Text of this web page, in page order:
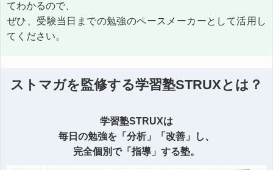
てわかるので、
ぜひ、受験当日までの勉強のペースメーカーとして活用し
てください。
ストマガを監修する学習塾STRUXとは？
学習塾STRUXは
毎日の勉強を「分析」「改善」し、
完全個別で「指導」する塾。